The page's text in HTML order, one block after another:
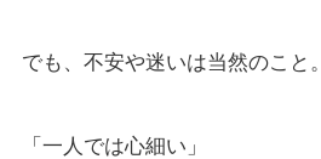
でも、不安や迷いは当然のこと。
「一人では心細い」